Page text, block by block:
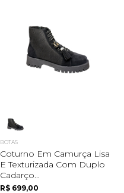
BOTAS
Coturno Em Camurça Lisa
E Texturizada Com Duplo
Cadarço...
R$ 699,00